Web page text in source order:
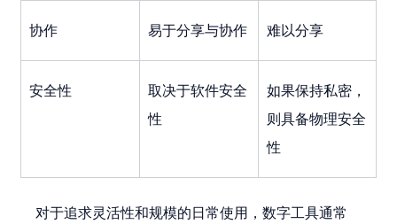
协作 易于分享与协作 难以分享
安全性
取决于软件安全
性
如果保持私密，
则具备物理安全
性
对于追求灵活性和规模的日常使用，数字工具通常